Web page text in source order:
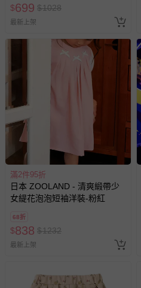
$699 $1028
最新上架
滿2件95折
日本 ZOOLAND - 清爽緞帶少
女緹花泡泡短袖洋裝-粉紅
68折
$838 $1232
最新上架